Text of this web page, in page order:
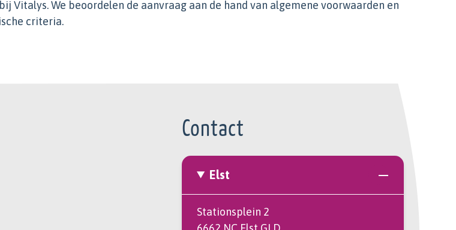
Vitalys. We beoordelen de aanvraag aan de hand van algemene voorwaarden en
criteria.
Contact
Elst
Stationsplein 2